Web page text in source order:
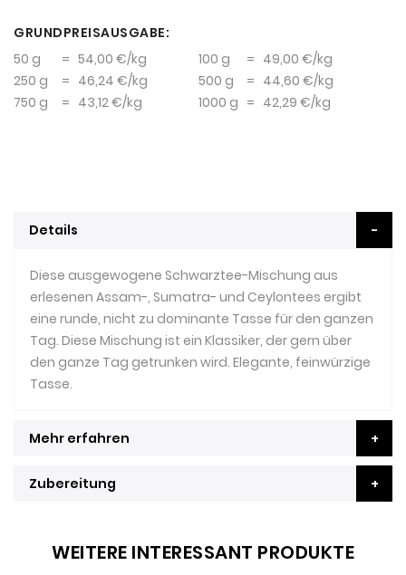
GRUNDPREISAUSGABE:
50 g
= 54,00 €/kg 100 g = 49,00 €/kg
250 g
= 46,24 €/kg 500 g = 44,60 €/kg
750 g
= 43,12 €/kg 1000 g = 42,29 €/kg
Details
Diese ausgewogene Schwarztee-Mischung aus
erlesenen Assam-, Sumatra- und Ceylontees ergibt
eine runde, nicht zu dominante Tasse für den ganzen
Tag. Diese Mischung ist ein Klassiker, der gern über
den ganze Tag getrunken wird. Elegante, feinwürzige
Tasse.
Mehr erfahren
Zubereitung
WEITERE INTERESSANT PRODUKTE